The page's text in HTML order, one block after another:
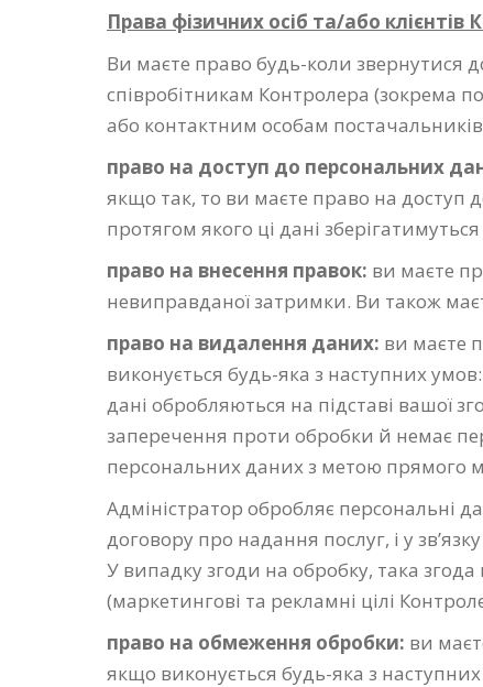
Права фізичних осіб та/або
Ви маєте право будь-коли звернутися
співробітникам Контролера (зокрема
або контактним особам
право на доступ до персональних
якщо так, то ви маєте право на доступ
протягом якого ці дані
право на внесення правок: ви маєте
невиправданої затримки. Ви також
право на видалення даних: ви маєте
виконується будь-яка з наступних
дані обробляються на підставі вашої
заперечення проти обробки й немає
персональних даних з метою прямого
Адміністратор обробляє персональні
договору про надання послуг, і у
У випадку згоди на обробку, така
(маркетингові та рекламні цілі
право на обмеження обробки: ви
якщо виконується будь-яка з